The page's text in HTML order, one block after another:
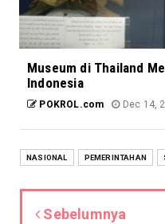
Museum di Thailand
Indonesia
POKROL.com Dec 14,
NASIONAL PEMERINTAHAN
Sebelumnya